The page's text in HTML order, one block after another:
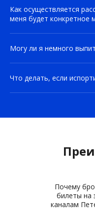
Как осуществляется
меня будет конкретное
Могу ли я немного
Что делать, если
Почему
билеты на
каналам